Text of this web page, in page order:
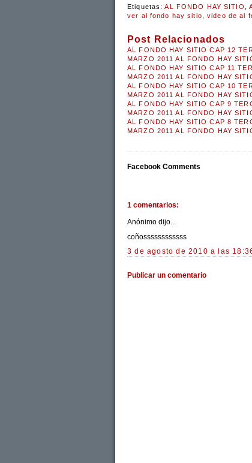
Etiquetas:AL FONDO HAY SITIO ,
ver al fondo hay sitio,video de al
Post Relacionados
AL FONDO HAY SITIO CAP 12
MARZO 2011 AL FONDO HAY
AL FONDO HAY SITIO CAP 11
MARZO 2011 AL FONDO HAY
AL FONDO HAY SITIO CAP 10
MARZO 2011 AL FONDO HAY
AL FONDO HAY SITIO CAP 9
MARZO 2011 AL FONDO HAY
AL FONDO HAY SITIO CAP 8
MARZO 2011 AL FONDO HAY
Facebook Comments
1 comentarios:
Anónimo dijo...
coñossssssssssss
3 de agosto de 2010 a las
Publicar un comentario